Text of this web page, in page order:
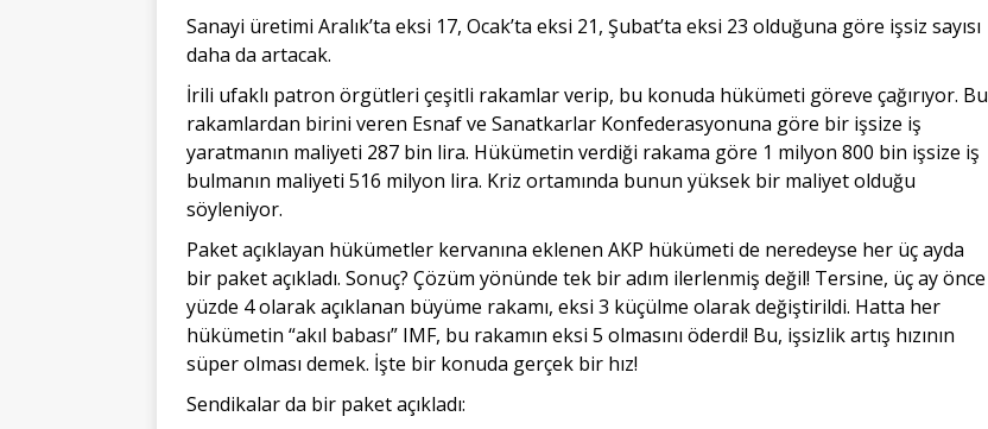
Sanayi üretimi Aralık’ta eksi 17, Ocak’ta eksi 21, Şubat’ta eksi 23 olduğuna göre işsiz sayısı
daha da artacak.
İrili ufaklı patron örgütleri çeşitli rakamlar verip, bu konuda hükümeti göreve çağırıyor. Bu
rakamlardan birini veren Esnaf ve Sanatkarlar Konfederasyonuna göre bir işsize iş
yaratmanın maliyeti 287 bin lira. Hükümetin verdiği rakama göre 1 milyon 800 bin işsize iş
bulmanın maliyeti 516 milyon lira. Kriz ortamında bunun yüksek bir maliyet olduğu
söyleniyor.
Paket açıklayan hükümetler kervanına eklenen AKP hükümeti de neredeyse her üç ayda
bir paket açıkladı. Sonuç? Çözüm yönünde tek bir adım ilerlenmiş değil! Tersine, üç ay önce
yüzde 4 olarak açıklanan büyüme rakamı, eksi 3 küçülme olarak değiştirildi. Hatta her
hükümetin “akıl babası” IMF, bu rakamın eksi 5 olmasını öderdi! Bu, işsizlik artış hızının
süper olması demek. İşte bir konuda gerçek bir hız!
Sendikalar da bir paket açıkladı: